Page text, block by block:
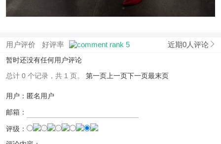
用户评价 好评率 近期0人评论
暂时还没有任何用户评论
总计 0 个记录，共 1 页。 第一页 上一页下一页最末页
用户：匿名用户
邮箱：
评级：